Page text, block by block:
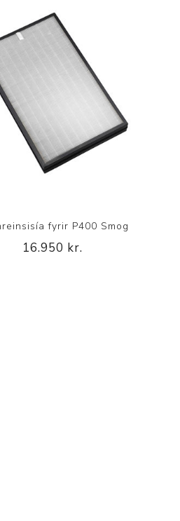
fyrir P400 Smog
16.950 kr.